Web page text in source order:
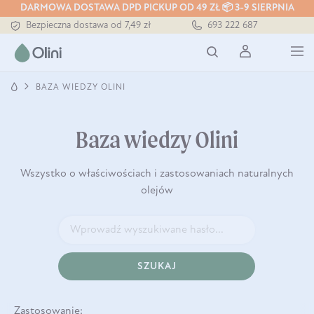
DARMOWA DOSTAWA DPD PICKUP OD 49 ZŁ 📦 3-9 SIERPNIA
Bezpieczna dostawa od 7,49 zł
Darmowa dostawa od 199 zł
Tłoczony zawsze na zimno
693 222 687
BAZA WIEDZY OLINI
Baza wiedzy Olini
Wszystko o właściwościach i zastosowaniach naturalnych
olejów
SZUKAJ
Zastosowanie: